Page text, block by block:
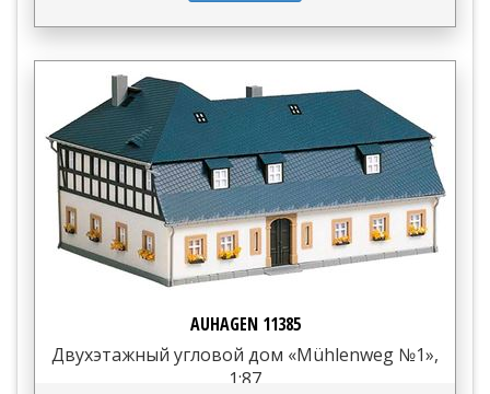
AUHAGEN 11385
Двухэтажный угловой дом «Mühlenweg №1»,
1:87